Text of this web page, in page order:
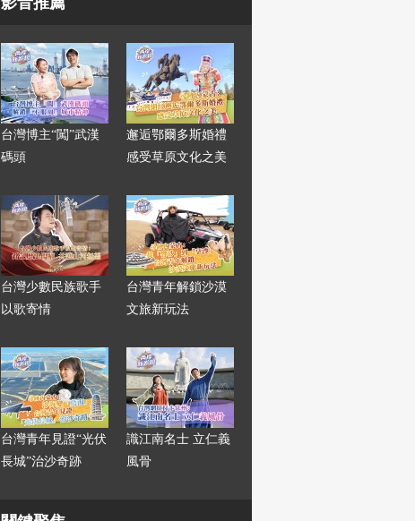
台灣博主“闖”武漢
碼頭
邂逅鄂爾多斯婚禮
感受草原文化之美
台灣少數民族歌手
以歌寄情
台灣青年解鎖沙漠
文旅新玩法
台灣青年見證“光伏
長城”治沙奇跡
識江南名士 立仁義
風骨